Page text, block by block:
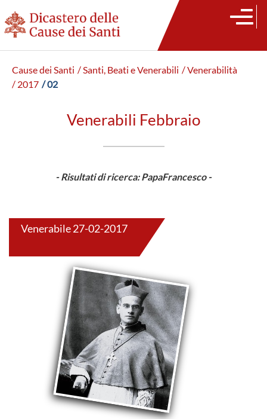
Cause dei Santi / Santi, Beati e Venerabili / Venerabilità
/ 2017 / 02
Venerabili Febbraio
- Risultati di ricerca: PapaFrancesco -
Venerabile 27-02-2017